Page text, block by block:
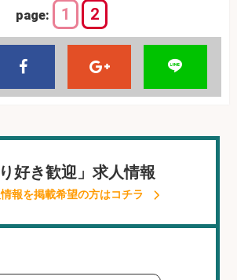
page: 1 2
り好き歓迎」求人情報
報を掲載希望の方はコチラ